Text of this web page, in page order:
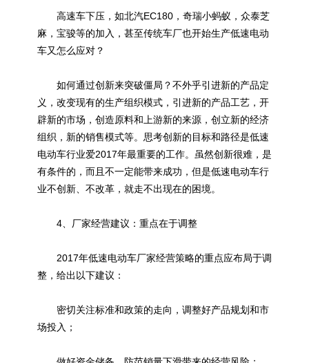
高速车下压，如北汽EC180，奇瑞小蚂蚁，众泰芝
麻，宝骏等的加入，甚至传统车厂也开始生产低速电动
车又怎么应对？
如何通过创新来突破僵局？不外乎引进新的产品定
义，改变现有的生产组织模式，引进新的产品工艺，开
辟新的市场，创造原料和上游新的来源，创立新的经济
组织，新的销售模式等。思考创新的目标和路径是低速
电动车行业爱2017年最重要的工作。虽然创新很难，是
有条件的，而且不一定能带来成功，但是低速电动车行
业不创新、不改革，就走不出现在的困境。
4、厂家经营建议：重点在于调整
2017年低速电动车厂家经营策略的重点应布局于调
整，给出以下建议：
密切关注标准和政策的走向，调整好产品规划和市
场投入；